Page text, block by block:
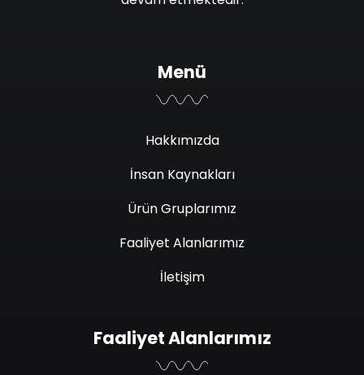
Menü
Hakkımızda
İnsan Kaynakları
Ürün Gruplarımız
Faaliyet Alanlarımız
İletişim
Faaliyet Alanlarımız